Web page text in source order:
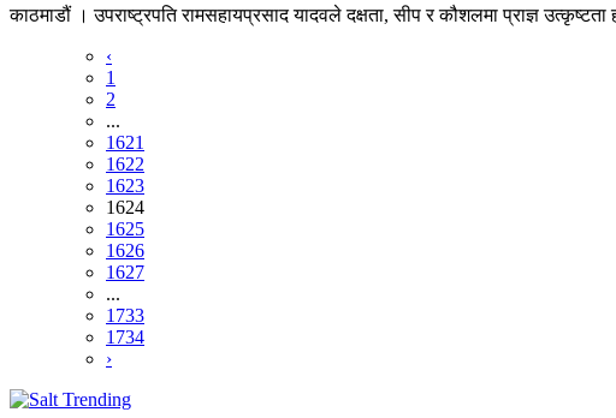
काठमाडौं । उपराष्ट्रपति रामसहायप्रसाद यादवले दक्षता, सीप र कौशलमा प्राज्ञ
‹
1
2
...
1621
1622
1623
1624
1625
1626
1627
...
1733
1734
›